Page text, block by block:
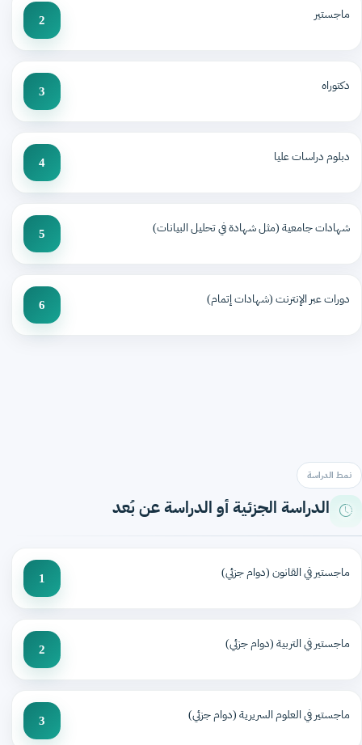
ماجستير 2
دكتوراه 3
دبلوم دراسات عليا 4
شهادات جامعية (مثل شهادة في تحليل البيانات) 5
دورات عبر الإنترنت (شهادات إتمام) 6
نمط الدراسة
الدراسة الجزئية أو الدراسة عن بُعد
ماجستير في القانون (دوام جزئي) 1
ماجستير في التربية (دوام جزئي) 2
ماجستير في العلوم السريرية (دوام جزئي) 3